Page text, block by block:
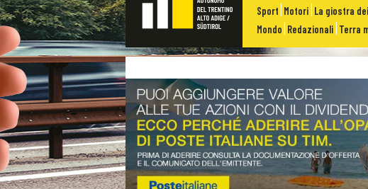
Sport Motori La giostra
Mondo Redazionali Terra